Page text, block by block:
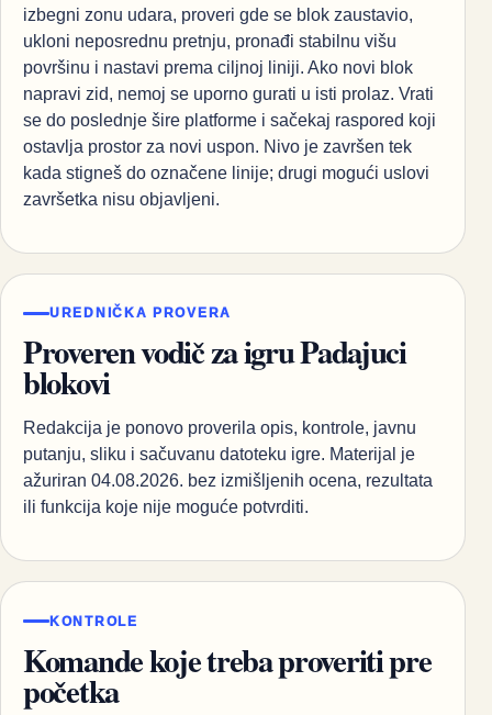
izbegni zonu udara, proveri gde se blok zaustavio,
ukloni neposrednu pretnju, pronađi stabilnu višu
površinu i nastavi prema ciljnoj liniji. Ako novi blok
napravi zid, nemoj se uporno gurati u isti prolaz. Vrati
se do poslednje šire platforme i sačekaj raspored koji
ostavlja prostor za novi uspon. Nivo je završen tek
kada stigneš do označene linije; drugi mogući uslovi
završetka nisu objavljeni.
UREDNIČKA PROVERA
Proveren vodič za igru Padajuci
blokovi
Redakcija je ponovo proverila opis, kontrole, javnu
putanju, sliku i sačuvanu datoteku igre. Materijal je
ažuriran 04.08.2026. bez izmišljenih ocena, rezultata
ili funkcija koje nije moguće potvrditi.
KONTROLE
Komande koje treba proveriti pre
početka